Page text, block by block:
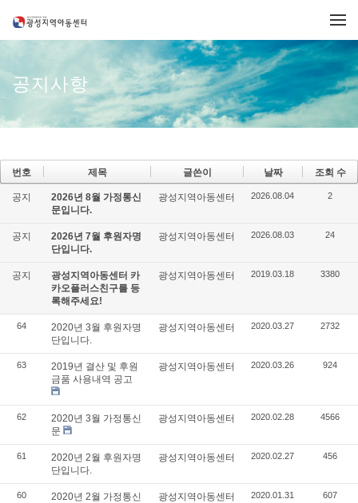
공지사항
번호 제목 글쓴이 날짜 조회 수
공지
2026년 8월 가정통신
문입니다.
광성지역아동센터 2026.08.04 2
공지
2026년 7월 후원자명
단입니다.
광성지역아동센터 2026.08.03 24
공지
광성지역아동센터 카
카오플러스친구를 등
록해주세요!
광성지역아동센터 2019.03.18 3380
64
2020년 3월 후원자명
단입니다.
광성지역아동센터 2020.03.27 2732
63
2019년 결산 및 후원
금품 사용내역 공고
광성지역아동센터 2020.03.26 924
62
2020년 3월 가정통신
문
광성지역아동센터 2020.02.28 4566
61
2020년 2월 후원자명
단입니다.
광성지역아동센터 2020.02.27 456
60
2020년 2월 가정통신
광성지역아동센터 2020.01.31 607